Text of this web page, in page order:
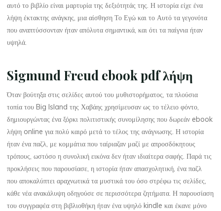
Ε
γ
κ
α
ι
τ
ο
αυτό το βιβλίο είναι μαρτυρία της δεξιότητάς της. Η ιστορία είχε ένα
λήψη έκτακτης ανάγκης, μια αίσθηση Το Εγώ και το Αυτό τα γεγονότα
που αναπτύσσονταν ήταν απόλυτα σημαντικά, και ότι τα παίγνια ήταν
υψηλά.
Sigmund Freud ebook pdf λήψη
Όταν βούτηξα στις σελίδες αυτού του μυθιστορήματος, τα πλούσια
τοπία του Big Island της Χαβάης χρησίμευσαν ως το τέλειο φόντο,
δημιουργώντας ένα ξόρκι πολιτιστικής συνομίλησης που δωρεάν ebook
λήψη online για πολύ καιρό μετά το τέλος της ανάγνωσης. Η ιστορία
ήταν ένα παζλ, με κομμάτια που ταίριαζαν μαζί με απροσδόκητους
τρόπους, ωστόσο η συνολική εικόνα δεν ήταν ιδιαίτερα σαφής. Παρά τις
προκλήσεις που παρουσίασε, η ιστορία ήταν απασχολητική, ένα παζλ
που αποκαλύπτει αραχνωτικά τα μυστικά του όσο στρέφω τις σελίδες,
κάθε νέα ανακάλυψη οδηγούσε σε περισσότερα ζητήματα. Η παρουσίαση
του συγγραφέα στη βιβλιοθήκη ήταν ένα υψηλό kindle και έκανε μόνο